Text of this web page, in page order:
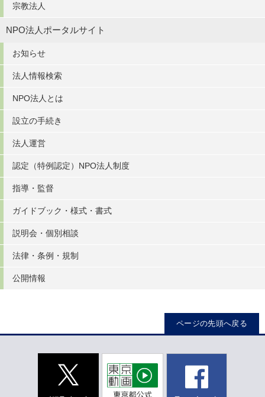
宗教法人
NPO法人ポータルサイト
お知らせ
法人情報検索
NPO法人とは
設立の手続き
法人運営
認定（特例認定）NPO法人制度
指導・監督
ガイドブック・様式・書式
説明会・個別相談
法律・条例・規制
公開情報
ページの先頭へ戻る